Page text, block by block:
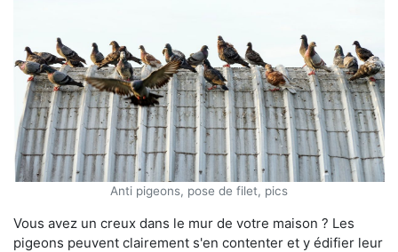
Anti pigeons, pose de filet, pics
Vous avez un creux dans le mur de votre maison ? Les
pigeons peuvent clairement s'en contenter et y édifier leur